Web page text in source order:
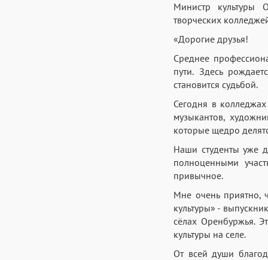
Министр культуры
творческих
«Дорогие друзья!
Среднее
пути. Здесь
становится судьбой.
Сегодня в
музыкантов,
которые щедро
Наши студенты уже
полноценными
привычное.
Мне очень приятно,
культуры» -
сёлах Оренбуржья.
культуры на селе.
От всей души